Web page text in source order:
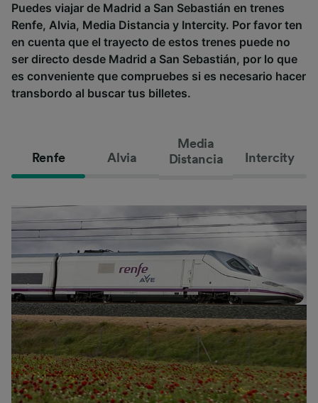
Puedes viajar de Madrid a San Sebastián en trenes
Renfe, Alvia, Media Distancia y Intercity. Por favor ten
en cuenta que el trayecto de estos trenes puede no
ser directo desde Madrid a San Sebastián, por lo que
es conveniente que compruebes si es necesario hacer
transbordo al buscar tus billetes.
Renfe Alvia
Media
Distancia
Intercity